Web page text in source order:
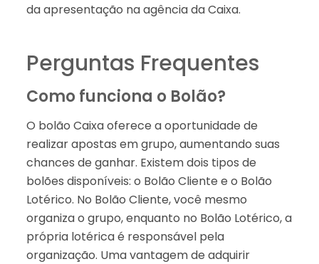
da apresentação na agência da Caixa.
Perguntas Frequentes
Como funciona o Bolão?
O bolão Caixa oferece a oportunidade de
realizar apostas em grupo, aumentando suas
chances de ganhar. Existem dois tipos de
bolões disponíveis: o Bolão Cliente e o Bolão
Lotérico. No Bolão Cliente, você mesmo
organiza o grupo, enquanto no Bolão Lotérico, a
própria lotérica é responsável pela
organização. Uma vantagem de adquirir